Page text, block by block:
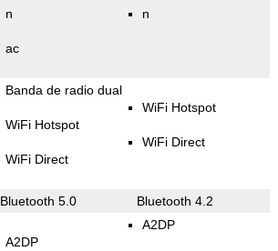
n
ac
n
Banda de radio dual
WiFi Hotspot
WiFi Direct
WiFi Hotspot
WiFi Direct
Bluetooth 5.0 Bluetooth 4.2
A2DP
A2DP